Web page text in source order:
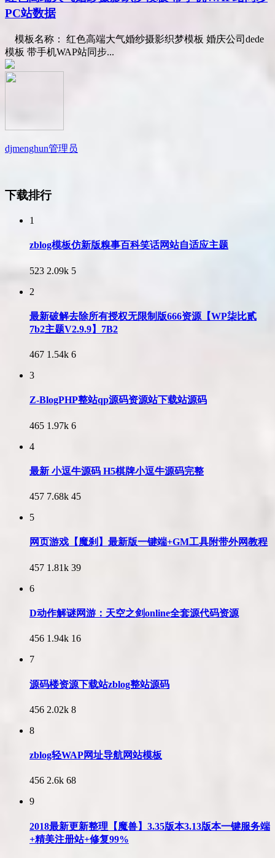
PC站数据
模板名称： 红色高端大气婚纱摄影织梦模板 婚庆公司dede
模板 带手机WAP站同步...
djmenghun管理员
下载排行
1
zblog模板仿新版糗事百科笑话网站自适应主题
523 2.09k 5
2
最新破解去除所有授权无限制版666资源【WP柒比贰
7b2主题V2.9.9】7B2
467 1.54k 6
3
Z-BlogPHP整站qp源码资源站下载站源码
465 1.97k 6
4
最新 小逗牛源码 H5棋牌小逗牛源码完整
457 7.68k 45
5
网页游戏【魔刹】最新版一键端+GM工具附带外网教程
457 1.81k 39
6
D动作解谜网游：天空之剑online全套源代码资源
456 1.94k 16
7
源码楼资源下载站zblog整站源码
456 2.02k 8
8
zblog轻WAP网址导航网站模板
456 2.6k 68
9
2018最新更新整理【魔兽】3.35版本3.13版本一键服务端
+精美注册站+修复99%